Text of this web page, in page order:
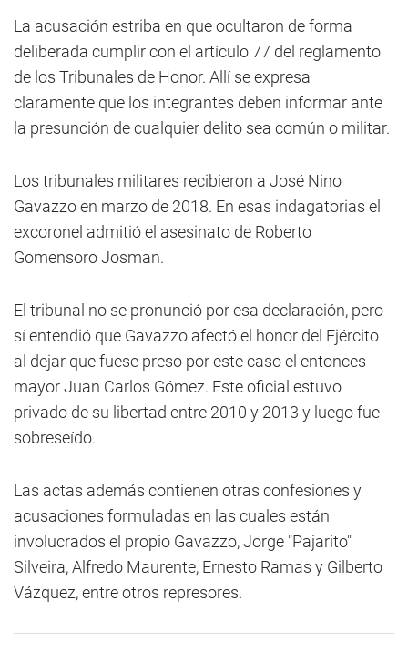
La acusación estriba en que ocultaron de forma
deliberada cumplir con el artículo 77 del reglamento
de los Tribunales de Honor. Allí se expresa
claramente que los integrantes deben informar ante
la presunción de cualquier delito sea común o militar.
Los tribunales militares recibieron a José Nino
Gavazzo en marzo de 2018. En esas indagatorias el
excoronel admitió el asesinato de Roberto
Gomensoro Josman.
El tribunal no se pronunció por esa declaración, pero
sí entendió que Gavazzo afectó el honor del Ejército
al dejar que fuese preso por este caso el entonces
mayor Juan Carlos Gómez. Este oficial estuvo
privado de su libertad entre 2010 y 2013 y luego fue
sobreseído.
Las actas además contienen otras confesiones y
acusaciones formuladas en las cuales están
involucrados el propio Gavazzo, Jorge "Pajarito"
Silveira, Alfredo Maurente, Ernesto Ramas y Gilberto
Vázquez, entre otros represores.